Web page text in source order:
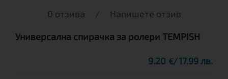
0 отзива / Напишете отзив
Универсална спирачка за ролери TEMPISH
9.20 € 17.99 лв.